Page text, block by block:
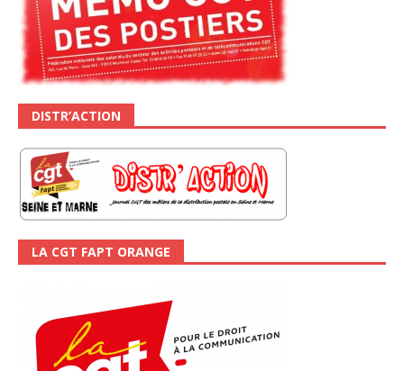
DISTR’ACTION
LA CGT FAPT ORANGE